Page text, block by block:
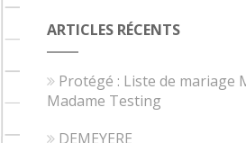
ARTICLES RÉCENTS
Protégé : Liste de mariage
Madame Testing
DEMEYERE